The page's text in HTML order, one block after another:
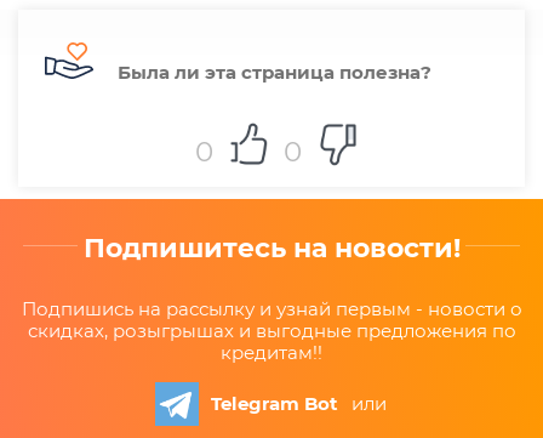
Была ли эта страница полезна?
0 0
Подпишитесь на новости!
Подпишись на рассылку и узнай первым - новости о
скидках, розыгрышах и выгодные предложения по
кредитам!!
Telegram Bot или